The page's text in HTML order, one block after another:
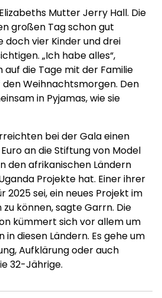
Mutter Jerry Hall. Die
großen Tag schon gut
doch vier Kinder und drei
„Ich habe alles“,
auf die Tage mit der Familie
Weihnachtsmorgen. Den
in Pyjamas, wie sie
bei der Gala einen
an die Stiftung von Model
den afrikanischen Ländern
Projekte hat. Einer ihrer
2025 sei, ein neues Projekt im
können, sagte Garrn. Die
kümmert sich vor allem um
in diesen Ländern. Es gehe um
Aufklärung oder auch
32-Jährige.